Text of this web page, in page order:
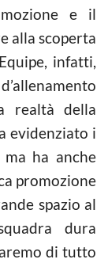
e il
alla scoperta
infatti,
realtà della
evidenziato i
ha anche
promozione
spazio al
dura
di tutto